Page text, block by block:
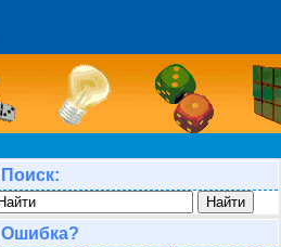
Поиск:
Ошибка?